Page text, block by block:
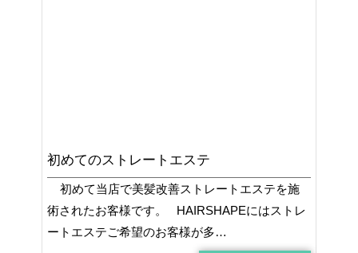
初めてのストレートエステ
初めて当店で美髪改善ストレートエステを施
術されたお客様です。 HAIRSHAPEにはストレ
ートエステご希望のお客様が多…